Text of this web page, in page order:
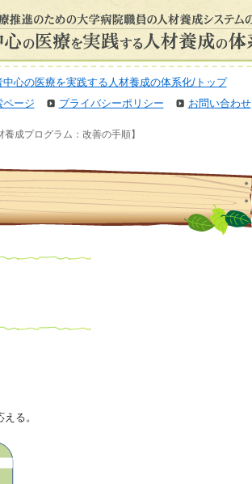
中心の医療を実践する人材養成の体系化/トップ
ページ
プライバシーポリシー お問い合わせ
成プログラム：改善の手順】
る。